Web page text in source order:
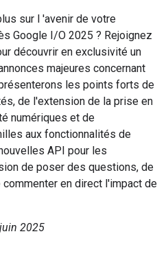
sur l 'avenir de votre
Google I/O 2025 ? Rejoignez
découvrir en exclusivité un
majeures concernant
les points forts de
de l'extension de la prise en
numériques et de
aux fonctionnalités de
API pour les
de poser des questions, de
en direct l'impact de
2025